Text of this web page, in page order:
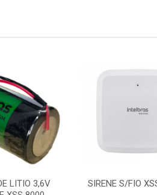
LITIO 3,6V
SIRENE S/FIO